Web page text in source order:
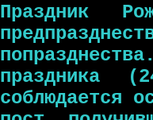
Праздник
праздника
соблюдается